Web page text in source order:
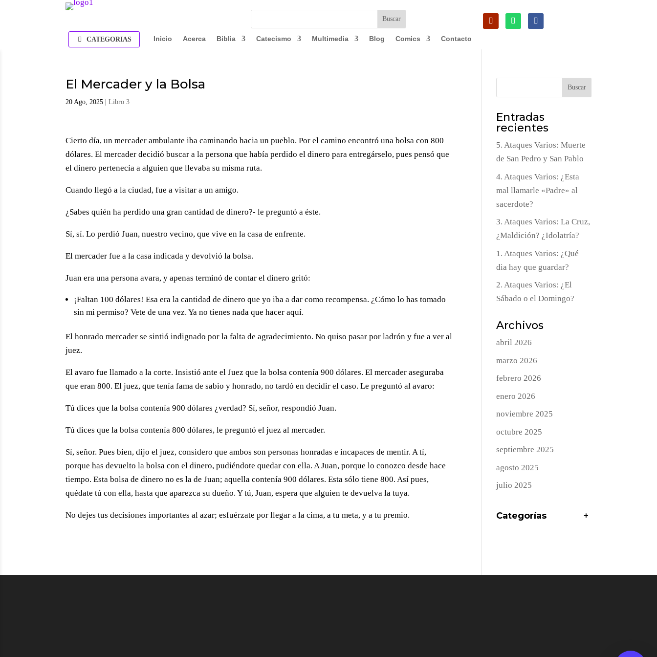
CATEGORIAS Inicio Acerca Biblia Catecismo Multimedia Blog Comics Contacto
El Mercader y la Bolsa
20 Ago, 2025 |Libro 3
Cierto día, un mercader ambulante iba caminando hacia un pueblo. Por el camino encontró una bolsa con 800
dólares. El mercader decidió buscar a la persona que había perdido el dinero para entregárselo, pues pensó que
el dinero pertenecía a alguien que llevaba su misma ruta.
Cuando llegó a la ciudad, fue a visitar a un amigo.
¿Sabes quién ha perdido una gran cantidad de dinero?- le preguntó a éste.
Sí, sí. Lo perdió Juan, nuestro vecino, que vive en la casa de enfrente.
El mercader fue a la casa indicada y devolvió la bolsa.
Juan era una persona avara, y apenas terminó de contar el dinero gritó:
¡Faltan 100 dólares! Esa era la cantidad de dinero que yo iba a dar como recompensa. ¿Cómo lo has tomado
sin mi permiso? Vete de una vez. Ya no tienes nada que hacer aquí.
El honrado mercader se sintió indignado por la falta de agradecimiento. No quiso pasar por ladrón y fue a ver al
juez.
El avaro fue llamado a la corte. Insistió ante el Juez que la bolsa contenía 900 dólares. El mercader aseguraba
que eran 800. El juez, que tenía fama de sabio y honrado, no tardó en decidir el caso. Le preguntó al avaro:
Tú dices que la bolsa contenía 900 dólares ¿verdad? Sí, señor, respondió Juan.
Tú dices que la bolsa contenía 800 dólares, le preguntó el juez al mercader.
Sí, señor. Pues bien, dijo el juez, considero que ambos son personas honradas e incapaces de mentir. A tí,
porque has devuelto la bolsa con el dinero, pudiéndote quedar con ella. A Juan, porque lo conozco desde hace
tiempo. Esta bolsa de dinero no es la de Juan; aquella contenía 900 dólares. Esta sólo tiene 800. Así pues,
quédate tú con ella, hasta que aparezca su dueño. Y tú, Juan, espera que alguien te devuelva la tuya.
No dejes tus decisiones importantes al azar; esfuérzate por llegar a la cima, a tu meta, y a tu premio.
Buscar
Entradas
recientes
5. Ataques Varios: Muerte
de San Pedro y San Pablo
4. Ataques Varios: ¿Esta
mal llamarle «Padre» al
sacerdote?
3. Ataques Varios: La Cruz,
¿Maldición? ¿Idolatría?
1. Ataques Varios: ¿Qué
dia hay que guardar?
2. Ataques Varios: ¿El
Sábado o el Domingo?
Archivos
abril 2026
marzo 2026
febrero 2026
enero 2026
noviembre 2025
octubre 2025
septiembre 2025
agosto 2025
julio 2025
Categorías +